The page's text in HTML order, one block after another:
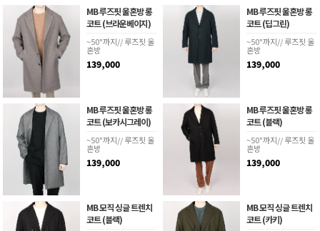
MB 루즈핏 울혼방 롱
코트 (브라운베이지)
~50"까지// 루즈핏 울
혼방
139,000
MB 루즈핏 울혼방 롱
코트 (딥그린)
~50"까지// 루즈핏 울
혼방
139,000
MB 루즈핏 울혼방 롱
코트 (보카시그레이)
~50"까지// 루즈핏 울
혼방
139,000
MB 루즈핏 울혼방 롱
코트 (블랙)
~50"까지// 루즈핏 울
혼방
139,000
MB 모직 싱글 트렌치
코트 (블랙)
MB 모직 싱글 트렌치
코트 (카키)